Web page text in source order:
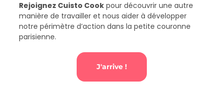
Rejoignez Cuisto Cook pour découvrir une autre
manière de travailler et nous aider à développer
notre périmètre d’action dans la petite couronne
parisienne.
J'arrive !